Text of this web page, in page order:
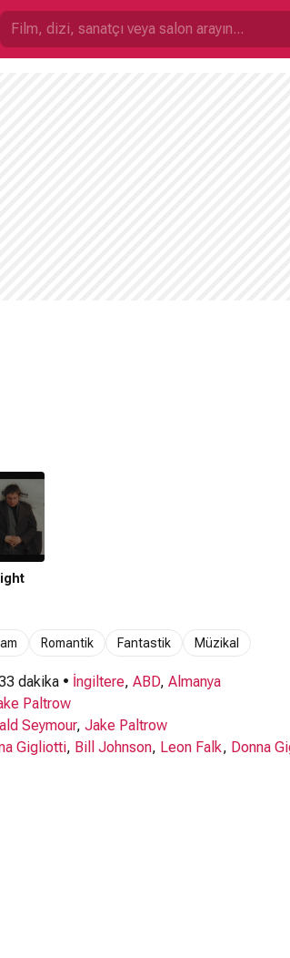
Romantik Fantastik Müzikal
dakika • İngiltere, ABD, Almanya
Paltrow
Seymour, Jake Paltrow
Gigliotti, Bill Johnson, Leon Falk, Donna